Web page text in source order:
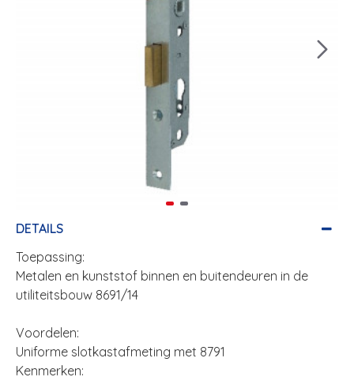
DETAILS
Toepassing:
Metalen en kunststof binnen en buitendeuren in de
utiliteitsbouw 8691/14
Voordelen:
Uniforme slotkastafmeting met 8791
Kenmerken: